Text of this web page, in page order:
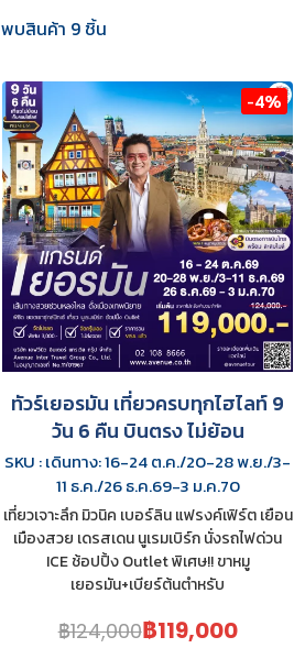
พบสินค้า 9 ชิ้น
-4%
ทัวร์เยอรมัน เที่ยวครบทุกไฮไลท์ 9
วัน 6 คืน บินตรง ไม่ย้อน
SKU : เดินทาง: 16-24 ต.ค./20-28 พ.ย./3-
11 ธ.ค./26 ธ.ค.69-3 ม.ค.70
เที่ยวเจาะลึก มิวนิค เบอร์ลิน แฟรงค์เฟิร์ต เยือน
เมืองสวย เดรสเดน นูเรมเบิร์ก นั่งรถไฟด่วน
ICE ช้อปปิ้ง Outlet พิเศษ!! ขาหมู
เยอรมัน+เบียร์ต้นตำหรับ
฿124,000฿119,000